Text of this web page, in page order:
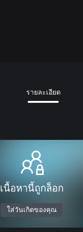
รายละเอียด
เนื้อหานี้ถูกล็อก
ใส่วันเกิดของคุณ